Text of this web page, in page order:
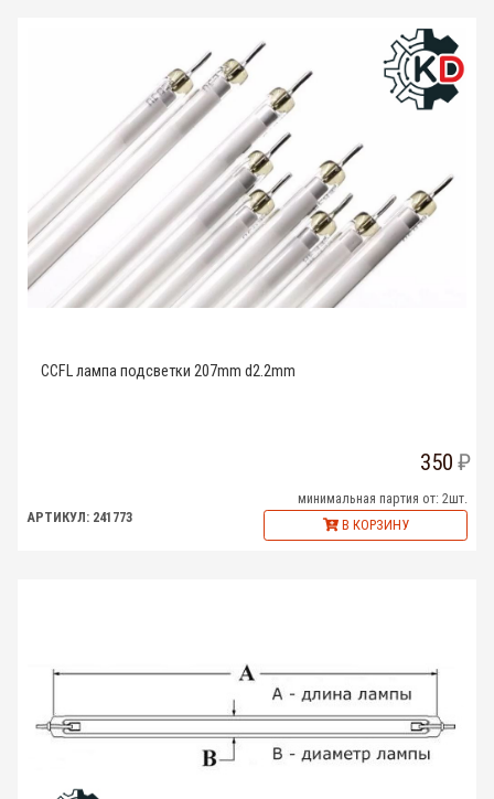
CCFL лампа подсветки 207mm d2.2mm
350
минимальная партия от: 2шт.
АРТИКУЛ: 241773
В КОРЗИНУ